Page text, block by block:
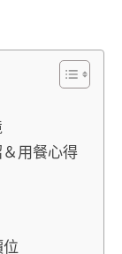
用餐心得